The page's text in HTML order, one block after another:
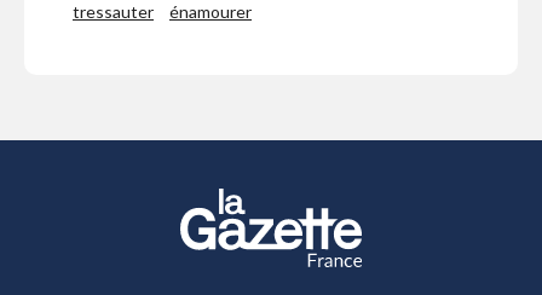
tressauter
énamourer